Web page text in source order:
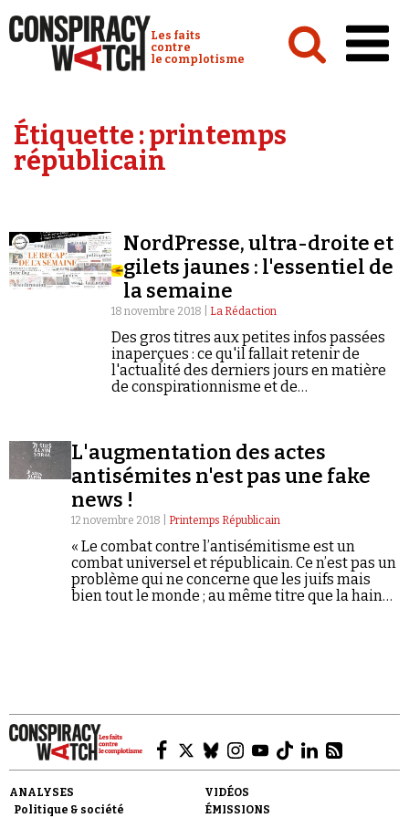
Conspiracy Watch :
Les faits
contre
le complotisme
Analyses
Émissions
Revues de presse
Newsletter
Faire un don
Étiquette :printemps
républicain
NordPresse, ultra-droite et
gilets jaunes : l'essentiel de
la semaine
18 novembre 2018 | La Rédaction
Des gros titres aux petites infos passées
inaperçues : ce qu'il fallait retenir de
l'actualité des derniers jours en matière
de conspirationnisme et de
L'augmentation des actes
antisémites n'est pas une fake
news !
12 novembre 2018 | Printemps Républicain
« Le combat contre l’antisémitisme est un
combat universel et républicain. Ce n’est pas un
problème qui ne concerne que les juifs mais
bien tout le monde ; au même titre que la haine
ANALYSES
Politique & société
VIDÉOS
ÉMISSIONS